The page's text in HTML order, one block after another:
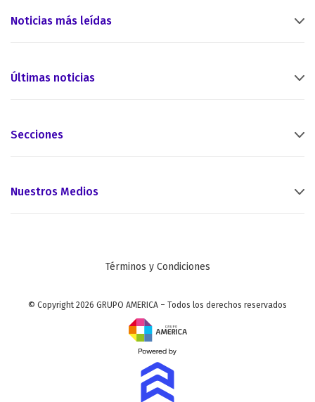
Noticias más leídas
Últimas noticias
Secciones
Nuestros Medios
Términos y Condiciones
© Copyright 2026 GRUPO AMERICA – Todos los derechos reservados